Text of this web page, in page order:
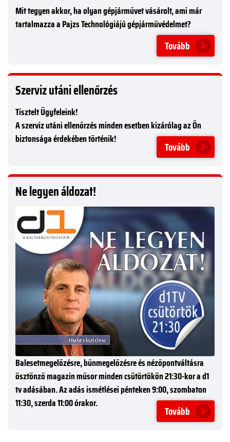
Mit tegyen akkor, ha olyan gépjárművet vásárolt, ami már
tartalmazza a Pajzs Technológiájú gépjárművédelmet?
Tovább
Szerviz utáni ellenőrzés
Tisztelt Ügyfeleink!
A szerviz utáni ellenőrzés minden esetben kizárólag az Ön
biztonsága érdekében történik!
Tovább
Ne legyen áldozat!
Balesetmegelőzésre, bűnmegelőzésre és nézőpontváltásra
ösztönző magazin műsor minden csütörtökön 21:30-kor a d1
tv adásában. Az adás ismétlései pénteken 9:00, szombaton
11:30, szerda 11:00 órakor.
Tovább